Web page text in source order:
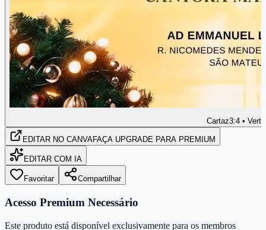
Cartaz3:4 •
EDITAR NO CANVAFAÇA UPGRADE PARA PREMIUM
EDITAR COM IA
Favoritar Compartilhar
Acesso Premium Necessário
Este produto está disponível exclusivamente para os membros